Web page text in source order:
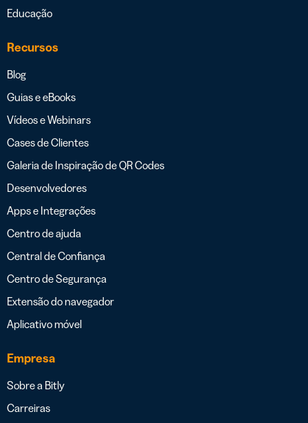
Educação
Recursos
Blog
Guias e eBooks
Vídeos e Webinars
Cases de Clientes
Galeria de Inspiração de QR Codes
Desenvolvedores
Apps e Integrações
Centro de ajuda
Central de Confiança
Centro de Segurança
Extensão do navegador
Aplicativo móvel
Empresa
Sobre a Bitly
Carreiras